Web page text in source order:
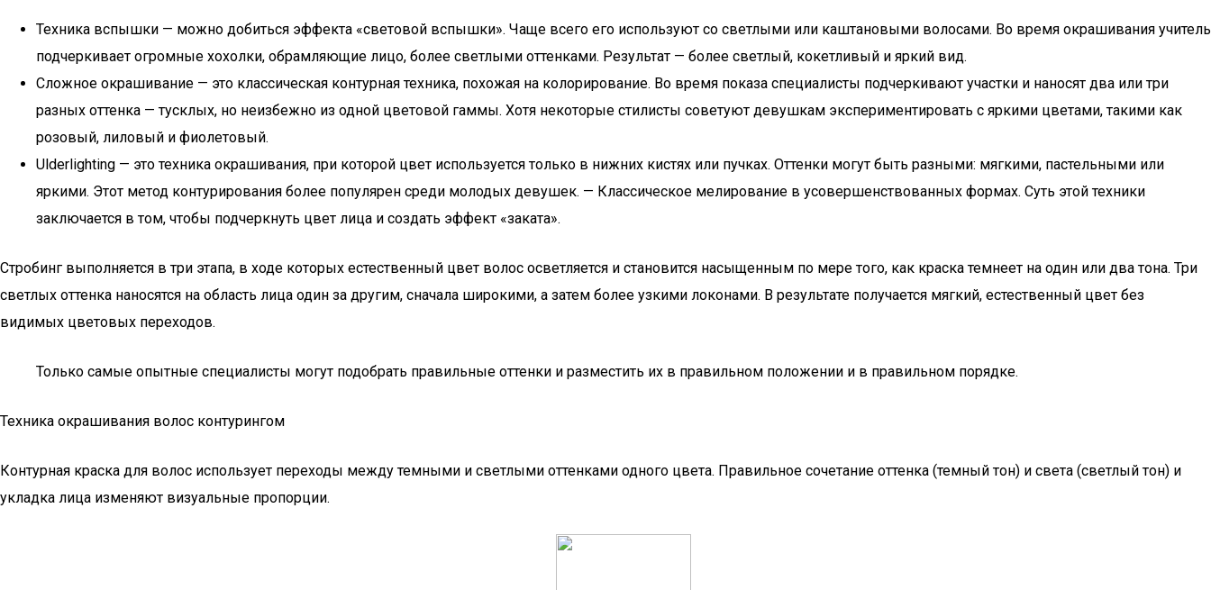
Техника вспышки — можно добиться эффекта «световой вспышки». Чаще всего его используют со светлыми или каштановыми волосами. Во время окрашивания учитель
подчеркивает огромные хохолки, обрамляющие лицо, более светлыми оттенками. Результат — более светлый, кокетливый и яркий вид.
Сложное окрашивание — это классическая контурная техника, похожая на колорирование. Во время показа специалисты подчеркивают участки и наносят два или три
разных оттенка — тусклых, но неизбежно из одной цветовой гаммы. Хотя некоторые стилисты советуют девушкам экспериментировать с яркими цветами, такими как
розовый, лиловый и фиолетовый.
Ulderlighting — это техника окрашивания, при которой цвет используется только в нижних кистях или пучках. Оттенки могут быть разными: мягкими, пастельными или
яркими. Этот метод контурирования более популярен среди молодых девушек. — Классическое мелирование в усовершенствованных формах. Суть этой техники
заключается в том, чтобы подчеркнуть цвет лица и создать эффект «заката».
Стробинг выполняется в три этапа, в ходе которых естественный цвет волос осветляется и становится насыщенным по мере того, как краска темнеет на один или два тона. Три
светлых оттенка наносятся на область лица один за другим, сначала широкими, а затем более узкими локонами. В результате получается мягкий, естественный цвет без
видимых цветовых переходов.
Только самые опытные специалисты могут подобрать правильные оттенки и разместить их в правильном положении и в правильном порядке.
Техника окрашивания волос контурингом
Контурная краска для волос использует переходы между темными и светлыми оттенками одного цвета. Правильное сочетание оттенка (темный тон) и света (светлый тон) и
укладка лица изменяют визуальные пропорции.